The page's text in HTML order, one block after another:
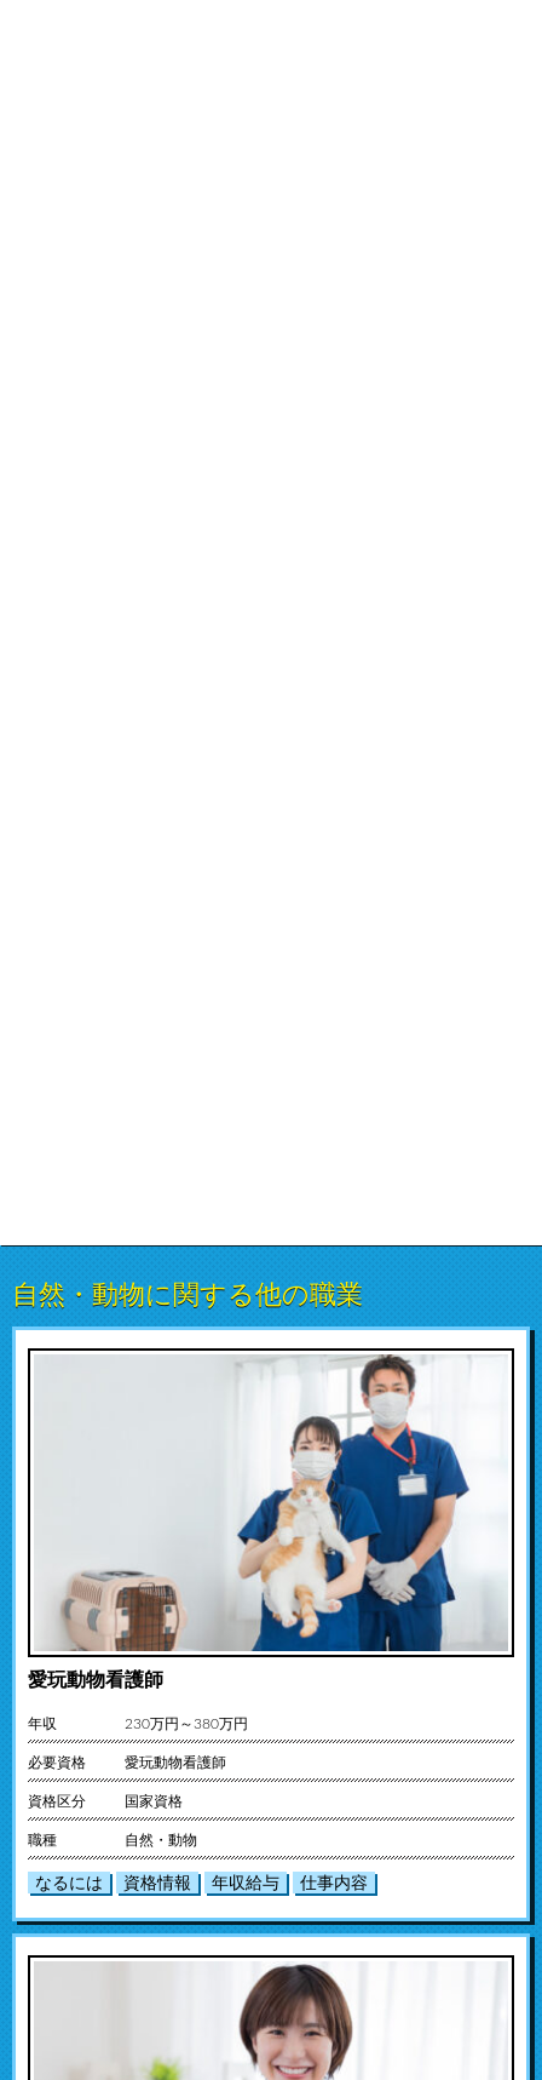
自然・動物に関する他の職業
愛玩動物看護師
年収 230万円～380万円
必要資格 愛玩動物看護師
資格区分 国家資格
職種 自然・動物
なるには 資格情報 年収給与 仕事内容